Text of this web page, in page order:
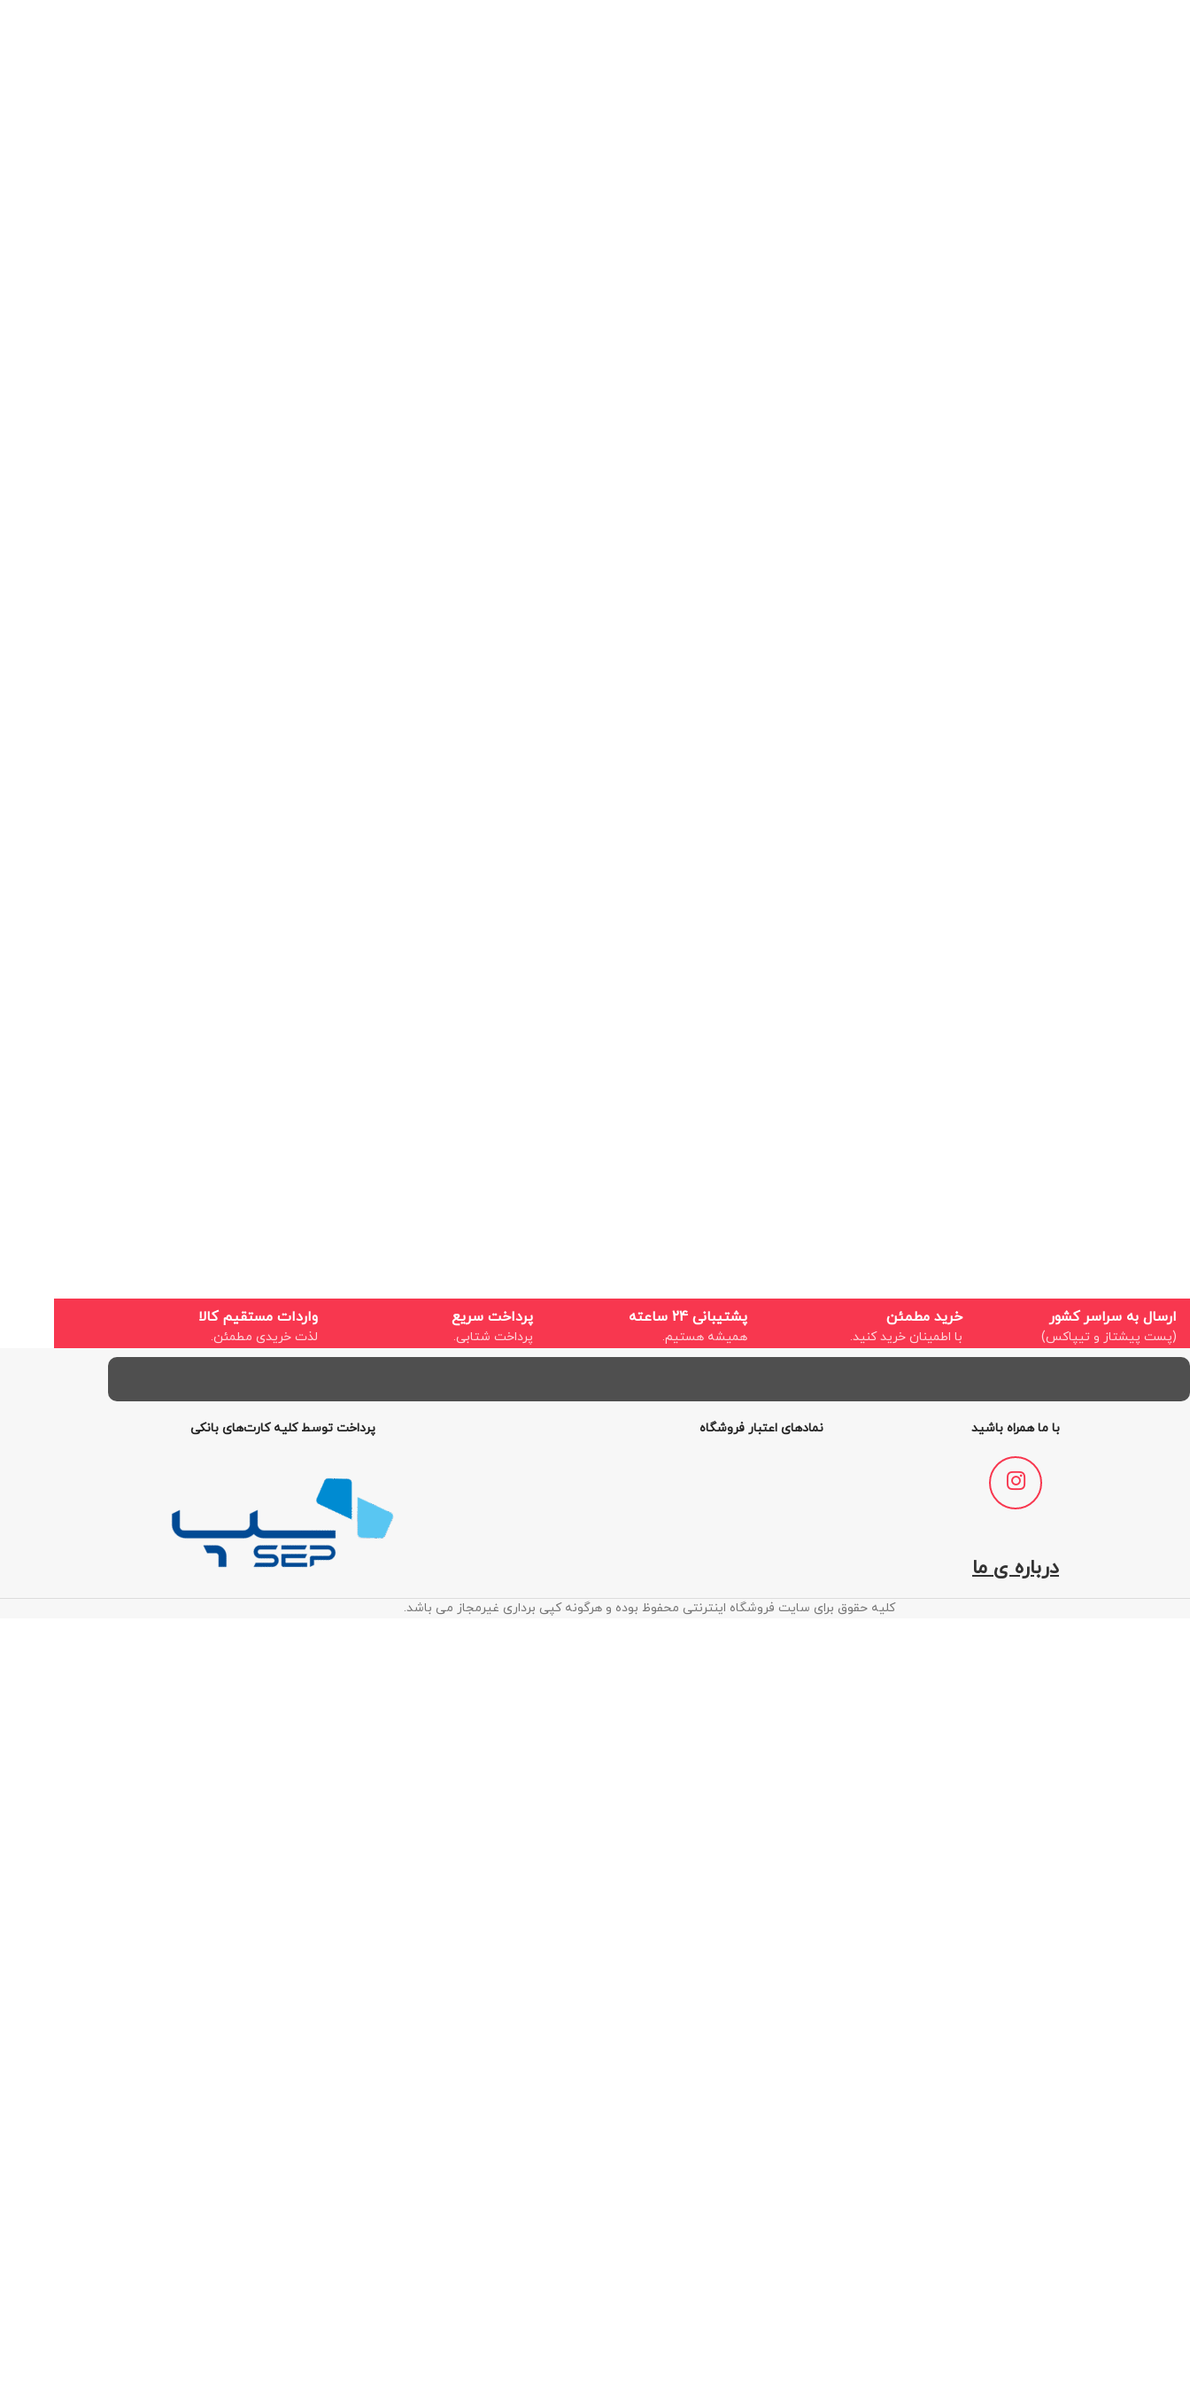
ارسال به سراسر کشور
(پست پیشتاز و تیپاکس)
خرید مطمئن
با اطمینان خرید کنید.
پشتیبانی 24 ساعته
همیشه هستیم.
پرداخت سریع
پرداخت شتابی.
واردات مستقیم کالا
لذت خریدی مطمئن.
با ما همراه باشید
درباره ی ما
نمادهای اعتبار فروشگاه پرداخت توسط کلیه کارت‌های بانکی
کلیه حقوق برای سایت فروشگاه اینترنتی محفوظ بوده و هرگونه کپی برداری غیرمجاز می باشد.